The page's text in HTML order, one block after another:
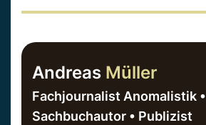
Andreas Müller
Fachjournalist Anomalistik •
Sachbuchautor • Publizist